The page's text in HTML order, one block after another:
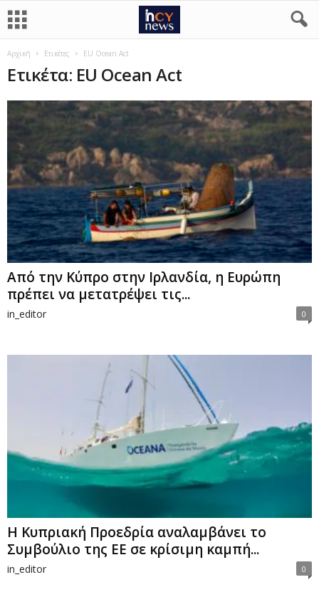
Αρχική Ετικέτες EU Ocean Act
Ετικέτα: EU Ocean Act
Από την Κύπρο στην Ιρλανδία, η Ευρώπη
πρέπει να μετατρέψει τις...
in_editor 0
Η Κυπριακή Προεδρία αναλαμβάνει το
Συμβούλιο της ΕΕ σε κρίσιμη καμπή...
in_editor 0